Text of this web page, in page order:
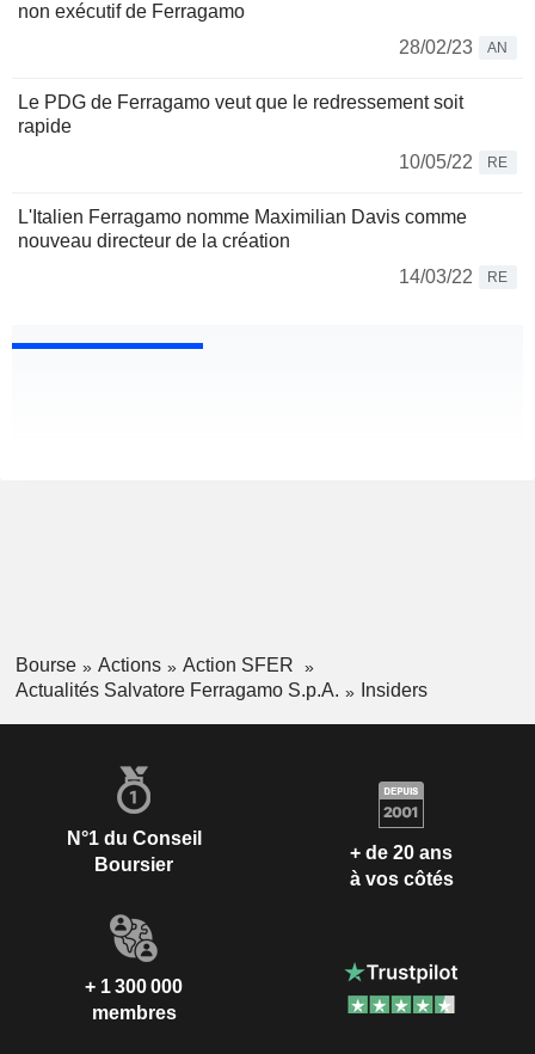
non exécutif de Ferragamo
28/02/23
AN
Le PDG de Ferragamo veut que le redressement soit
rapide
10/05/22
RE
L'Italien Ferragamo nomme Maximilian Davis comme
nouveau directeur de la création
14/03/22
RE
Bourse Actions
Action SFER
Actualités Salvatore Ferragamo S.p.A.
Insiders
N°1 du Conseil
Boursier
+ de 20 ans
à vos côtés
+ 1 300 000
membres